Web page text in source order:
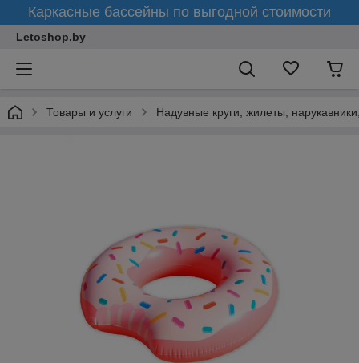
Каркасные бассейны по выгодной стоимости
Letoshop.by
Товары и услуги Надувные круги, жилеты,